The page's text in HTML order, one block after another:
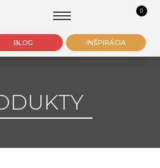
0
BLOG INŠPIRÁCIA